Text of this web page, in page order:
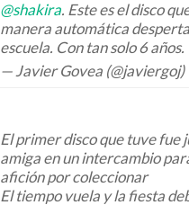
@shakira. Este es el disco
manera automática
escuela. Con tan solo 6
— Javier Govea (@javiergoj)
El primer disco que tuve fue
amiga en un intercambio
afición por coleccionar
El tiempo vuela y la fiesta